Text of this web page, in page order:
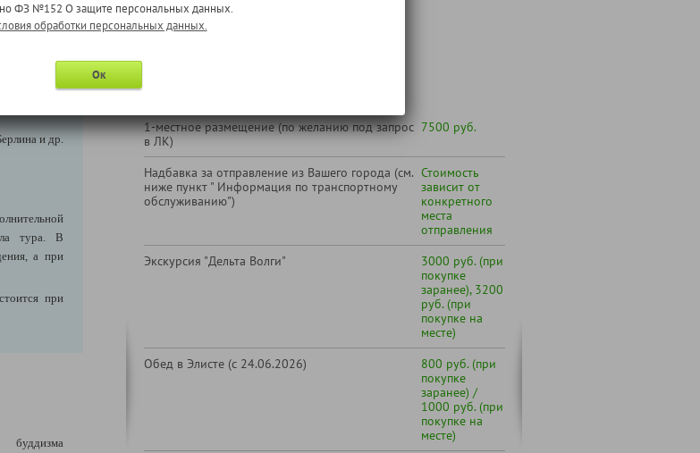
в
и др.
тура. В
а при
при
* в соответствии с программой тура
В стоимость тура не входит:
1-местное размещение (по желанию под запрос
в ЛК)
7500 руб.
Надбавка за отправление из Вашего города (см.
ниже пункт " Информация по транспортному
обслуживанию")
Стоимость
зависит от
конкретного
места
отправления
Экскурсия "Дельта Волги"
3000 руб. (при
покупке
заранее), 3200
руб. (при
покупке на
месте)
Обед в Элисте (с 24.06.2026)
800 руб. (при
покупке
заранее) /
1000 руб. (при
покупке на
месте)
ФЗ №152 О защите персональных данных.
обработки персональных данных.
Ок